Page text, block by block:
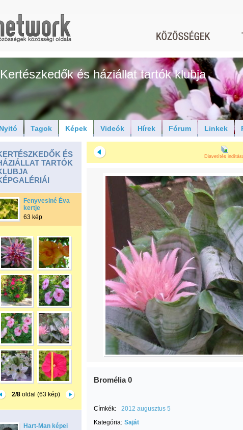
Kertészkedők és háziállat tartók klubja
Nyitó Tagok Képek Videók Hírek Fórum Linkek
ÉS
TARTÓK
Fenyvesiné Éva
kertje
63 kép
2/8oldal (63 kép)
Hart-Man képei
Diavetítés
Bromélia 0
Címkék:
2012 augusztus 5
Kategória: Saját